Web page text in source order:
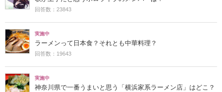
回答数：23843
実施中
ラーメンって日本食？それとも中華料理？
回答数：19643
実施中
神奈川県で一番うまいと思う「横浜家系ラーメン店」はどこ？